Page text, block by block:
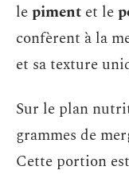
lepiment et le
confèrent à la
et sa texture
Sur le plan
grammes de
Cette portion